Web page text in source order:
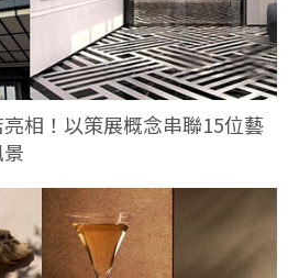
相！以策展概念串聯15位藝